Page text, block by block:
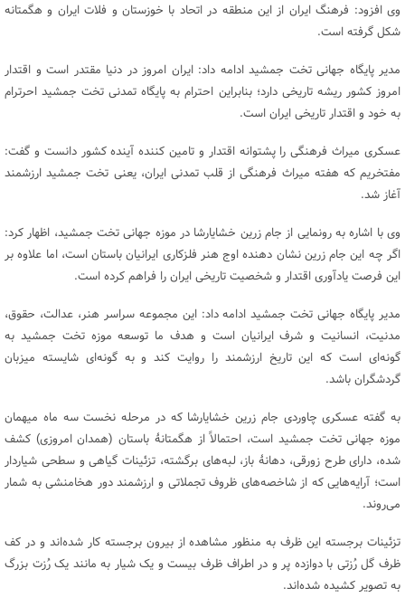
وی افزود: فرهنگ ایران از این منطقه در اتحاد با خوزستان و فلات ایران و هگمتانه
شکل گرفته است.
مدیر پایگاه جهانی تخت جمشید ادامه داد: ایران امروز در دنیا مقتدر است و اقتدار
امروز کشور ریشه تاریخی دارد؛ بنابراین احترام به پایگاه تمدنی تخت جمشید احرترام
به خود و اقتدار تاریخی ایران است.
عسکری میراث فرهنگی را پشتوانه اقتدار و تامین کننده آینده کشور دانست و گفت:
مفتخریم که هفته میراث فرهنگی از قلب تمدنی ایران، یعنی تخت جمشید ارزشمند
آغاز شد.
وی با اشاره به رونمایی از جام زرین خشایارشا در موزه جهانی تخت جمشید، اظهار کرد:
اگر چه این جام زرین نشان دهنده اوج هنر فلزکاری ایرانیان باستان است، اما علاوه بر
این فرصت یادآوری اقتدار و شخصیت تاریخی ایران را فراهم کرده است.
مدیر پایگاه جهانی تخت جمشید ادامه داد: این مجموعه سراسر هنر، عدالت، حقوق،
مدنیت، انسانیت و شرف ایرانیان است و هدف ما توسعه موزه تخت جمشید به
گونه‌ای است که این تاریخ ارزشمند را روایت کند و به گونه‌ای شایسته میزبان
گردشگران باشد.
به گفته عسکری چاوردی جام زرین خشایارشا که در مرحله نخست سه ماه میهمان
موزه جهانی تخت جمشید است، احتمالاً از هگمتانۀ باستان (همدان امروزی) کشف
شده، دارای طرح زورقی، دهانۀ باز، لبه‌های برگشته، تزئینات گیاهی و سطحی شیاردار
است؛ آرایه‌هایی که از شاخصه‌های ظروف تجملاتی و ارزشمند دور هخامنشی به شمار
می‌روند.
تزئینات برجسته این ظرف به منظور مشاهده از بیرون برجسته کار شده‌اند و در کف
ظرف گل رُزتی با دوازده پر و در اطراف ظرف بیست و یک شیار به مانند یک رُزت بزرگ
به تصویر کشیده شده‌اند.